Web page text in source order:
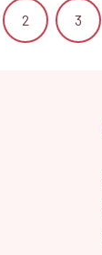
2 3